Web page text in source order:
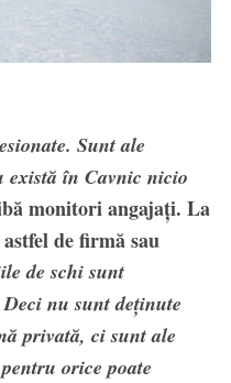
Sunt ale
există în Cavnic nicio
monitori angajați. La
de firmă sau
de schi sunt
nu sunt deținute
privată, ci sunt ale
orice poate